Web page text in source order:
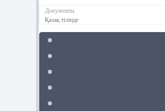
Документы
Қазақ тілінде